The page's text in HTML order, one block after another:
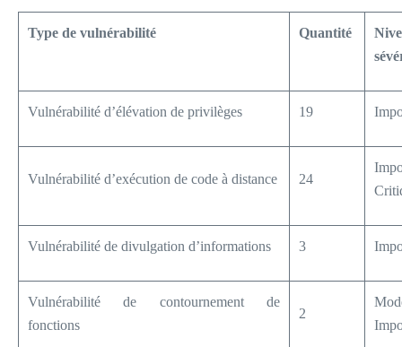
Type de vulnérabilité Quantité
Vulnérabilité d’élévation de privilèges 19
Vulnérabilité d’exécution de code à distance 24
Vulnérabilité de divulgation d’informations 3
Vulnérabilité de contournement de
fonctions
2